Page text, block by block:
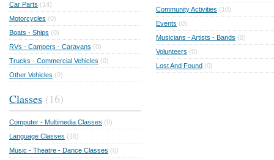
Car Parts (14)
Motorcycles (0)
Boats - Ships (0)
RVs - Campers - Caravans (0)
Trucks - Commercial Vehicles (0)
Other Vehicles (0)
Classes (16)
Computer - Multimedia Classes (0)
Language Classes (16)
Music - Theatre - Dance Classes (0)
Community Activities (10)
Events (0)
Musicians - Artists - Bands (0)
Volunteers (0)
Lost And Found (0)